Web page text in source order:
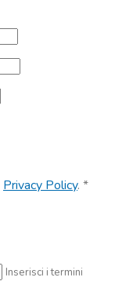
Privacy Policy. *
Inserisci i termini